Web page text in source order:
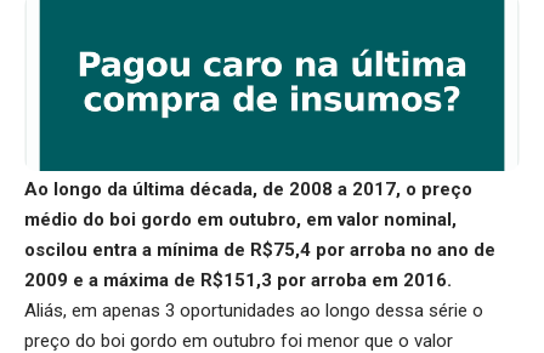
Ao longo da última década, de 2008 a 2017, o preço
médio do boi gordo em outubro, em valor nominal,
oscilou entra a mínima de R$75,4 por arroba no ano de
2009 e a máxima de R$151,3 por arroba em 2016.
Aliás, em apenas 3 oportunidades ao longo dessa série o
preço do boi gordo em outubro foi menor que o valor